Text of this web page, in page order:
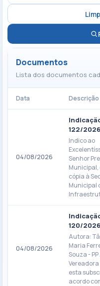
Documentos
Lista dos documentos
Data Descrição
04/08/2026
122/2026
Indico ao
Senhor
Municipal,
cópia à
Municipal
04/08/2026
120/2026
Autora:
Maria
Souza - PP
esta
acordo